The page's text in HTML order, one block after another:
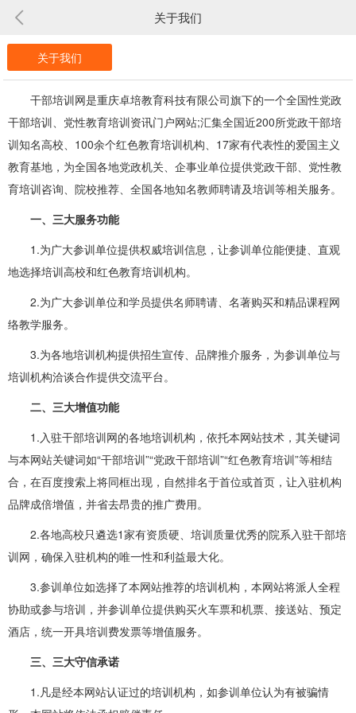
关于我们
关于我们
干部培训网是重庆卓培教育科技有限公司旗下的一个全国性党政
干部培训、党性教育培训资讯门户网站;汇集全国近200所党政干部培
训知名高校、100余个红色教育培训机构、17家有代表性的爱国主义
教育基地，为全国各地党政机关、企事业单位提供党政干部、党性教
育培训咨询、院校推荐、全国各地知名教师聘请及培训等相关服务。
一、三大服务功能
1.为广大参训单位提供权威培训信息，让参训单位能便捷、直观
地选择培训高校和红色教育培训机构。
2.为广大参训单位和学员提供名师聘请、名著购买和精品课程网
络教学服务。
3.为各地培训机构提供招生宣传、品牌推介服务，为参训单位与
培训机构洽谈合作提供交流平台。
二、三大增值功能
1.入驻干部培训网的各地培训机构，依托本网站技术，其关键词
与本网站关键词如“干部培训”“党政干部培训”“红色教育培训”等相结
合，在百度搜索上将同框出现，自然排名于首位或首页，让入驻机构
品牌成倍增值，并省去昂贵的推广费用。
2.各地高校只遴选1家有资质硬、培训质量优秀的院系入驻干部培
训网，确保入驻机构的唯一性和利益最大化。
3.参训单位如选择了本网站推荐的培训机构，本网站将派人全程
协助或参与培训，并参训单位提供购买火车票和机票、接送站、预定
酒店，统一开具培训费发票等增值服务。
三、三大守信承诺
1.凡是经本网站认证过的培训机构，如参训单位认为有被骗情